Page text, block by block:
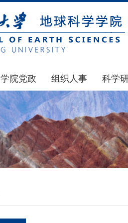
学院党政
通知公告
学院发文
党委会议纪要
党政联席会议纪要
办事指南
组织人事
通知公告
博士后管理
人才招聘
年度考核
下载专区
科学
国家
科研
通知
科研
地科